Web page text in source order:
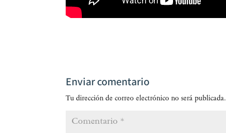
Enviar comentario
Tu dirección de correo electrónico no será publicada.